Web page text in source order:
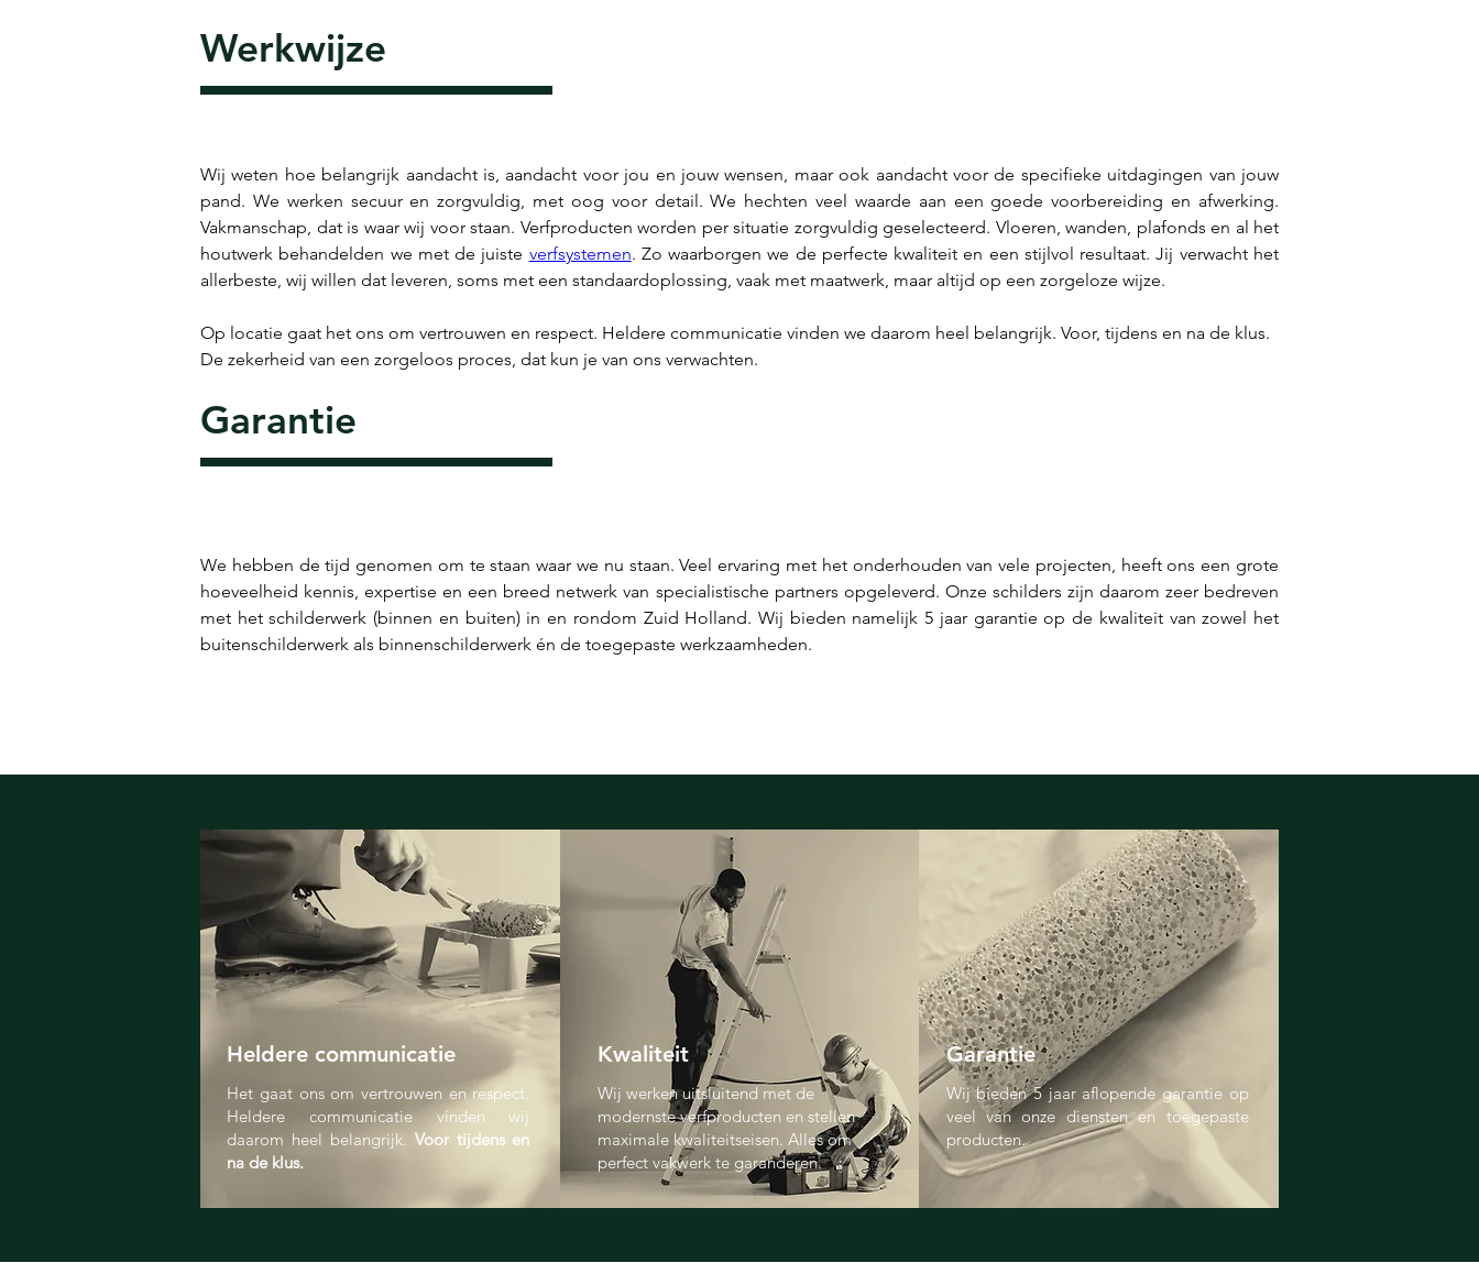
Werkwijze
Wij weten hoe belangrijk aandacht is, aandacht voor jou en jouw wensen, maar ook aandacht voor de specifieke uitdagingen van jouw
pand. We werken secuur en zorgvuldig, met oog voor detail. We hechten veel waarde aan een goede voorbereiding en afwerking.
Vakmanschap, dat is waar wij voor staan. Verfproducten worden per situatie zorgvuldig geselecteerd. Vloeren, wanden, plafonds en al het
houtwerk behandelden we met de juiste verfsystemen. Zo waarborgen we de perfecte kwaliteit en een stijlvol resultaat. Jij verwacht het
allerbeste, wij willen dat leveren, soms met een standaardoplossing, vaak met maatwerk, maar altijd op een zorgeloze wijze.
Op locatie gaat het ons om vertrouwen en respect. Heldere communicatie vinden we daarom heel belangrijk. Voor, tijdens en na de klus.
De zekerheid van een zorgeloos proces, dat kun je van ons verwachten.
Garantie
We hebben de tijd genomen om te staan waar we nu staan. Veel ervaring met het onderhouden van vele projecten, heeft ons een grote
hoeveelheid kennis, expertise en een breed netwerk van specialistische partners opgeleverd. Onze schilders zijn daarom zeer bedreven
met het schilderwerk (binnen en buiten) in en rondom Zuid Holland. Wij bieden namelijk 5 jaar garantie op de kwaliteit van zowel het
buitenschilderwerk als binnenschilderwerk én de toegepaste werkzaamheden.
Heldere communicatie
Het gaat ons om vertrouwen en respect.
Heldere communicatie vinden wij
daarom heel belangrijk. Voor tijdens en
na de klus.
Kwaliteit
Wij werken uitsluitend met de
modernste verfproducten en stellen
maximale kwaliteitseisen. Alles om
perfect vakwerk te garanderen.
Garantie
Wij bieden 5 jaar aflopende garantie op
veel van onze diensten en toegepaste
producten.